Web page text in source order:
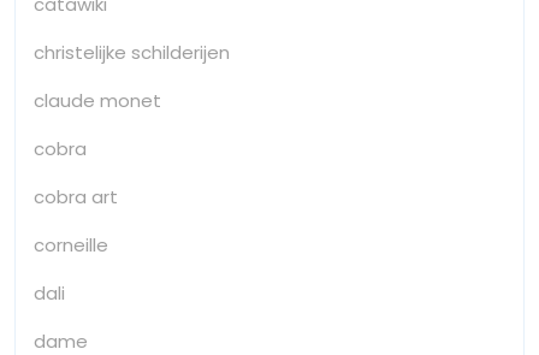
christelijke schilderijen
claude monet
cobra
cobra art
corneille
dali
dame